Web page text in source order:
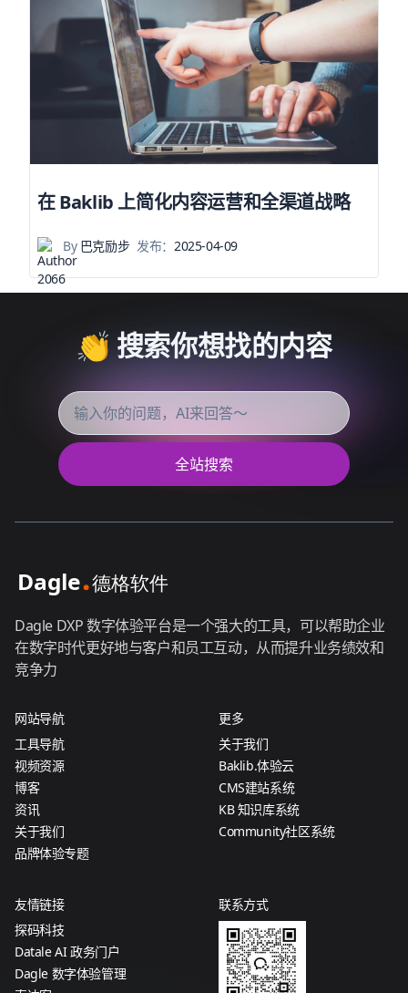
在 Baklib 上简化内容运营和全渠道战略
By巴克励步 发布：2025-04-09
👏 搜索你想找的内容
全站搜索
Dagle DXP 数字体验平台是一个强大的工具，可以帮助企业
在数字时代更好地与客户和员工互动，从而提升业务绩效和
竞争力
网站导航
工具导航
视频资源
博客
资讯
关于我们
品牌体验专题
更多
关于我们
Baklib.体验云
CMS建站系统
KB 知识库系统
Community社区系统
友情链接
探码科技
Datale AI 政务门户
Dagle 数字体验管理
联系方式